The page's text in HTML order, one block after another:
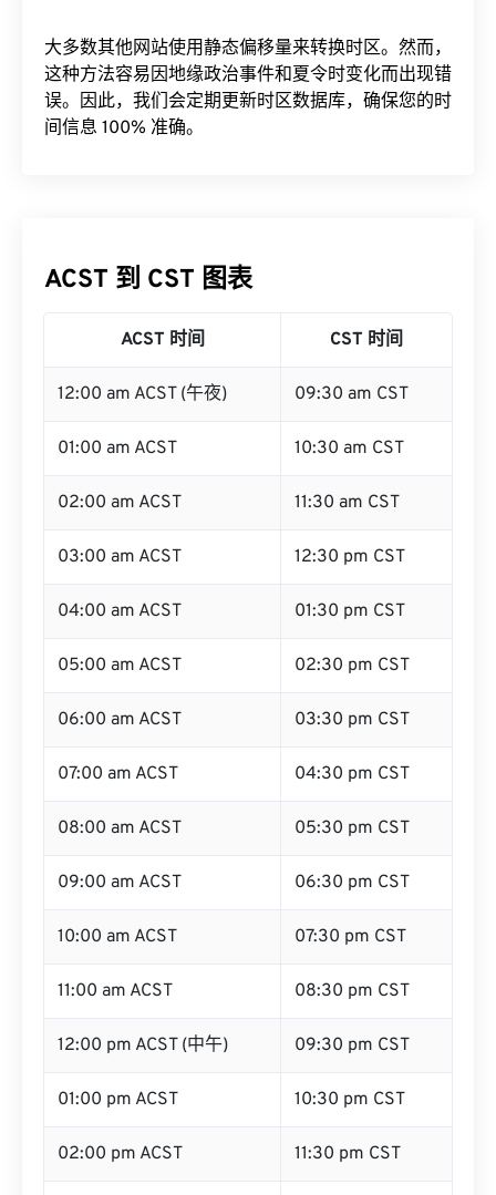
大多数其他网站使用静态偏移量来转换时区。然而，
这种方法容易因地缘政治事件和夏令时变化而出现错
误。因此，我们会定期更新时区数据库，确保您的时
间信息 100% 准确。
ACST 到 CST 图表
ACST 时间 CST 时间
12:00 am ACST (午夜) 09:30 am CST
01:00 am ACST 10:30 am CST
02:00 am ACST 11:30 am CST
03:00 am ACST 12:30 pm CST
04:00 am ACST 01:30 pm CST
05:00 am ACST 02:30 pm CST
06:00 am ACST 03:30 pm CST
07:00 am ACST 04:30 pm CST
08:00 am ACST 05:30 pm CST
09:00 am ACST 06:30 pm CST
10:00 am ACST 07:30 pm CST
11:00 am ACST 08:30 pm CST
12:00 pm ACST (中午) 09:30 pm CST
01:00 pm ACST 10:30 pm CST
02:00 pm ACST 11:30 pm CST